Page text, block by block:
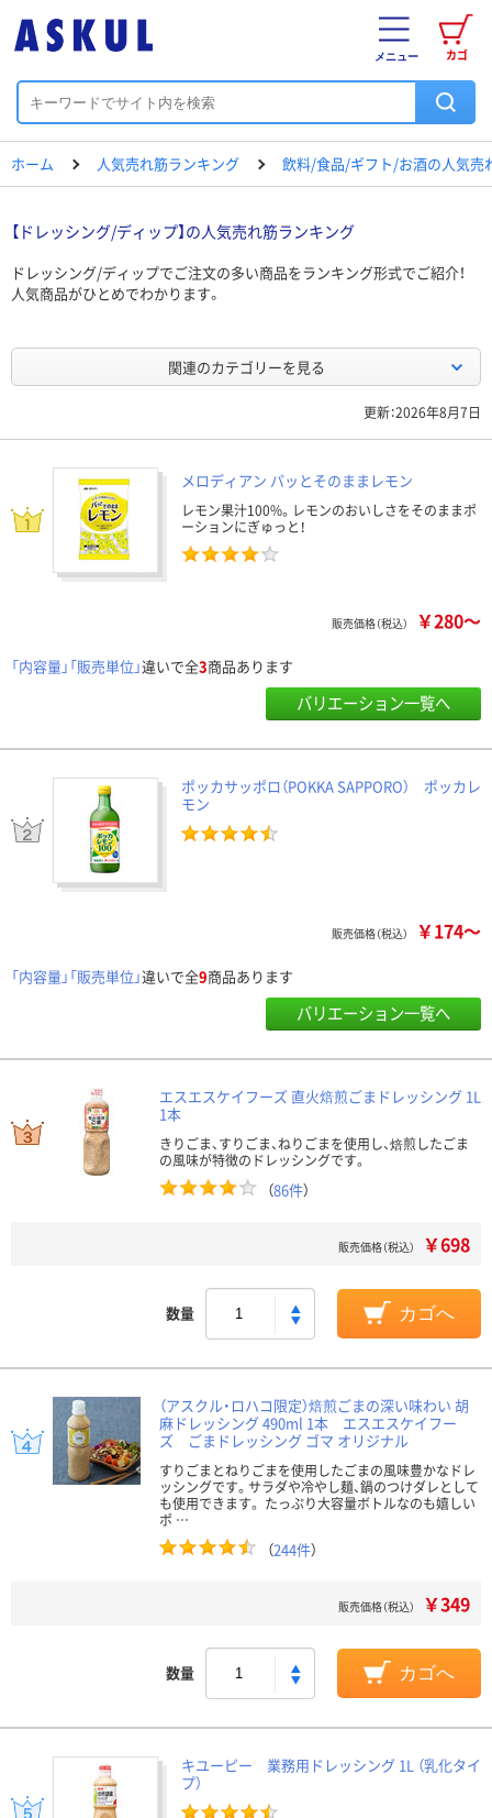
カゴ
メニュー
ホーム 人気売れ筋ランキング 飲料/食品/ギフト/お酒の人気売
【ドレッシング/ディップ】の人気売れ筋ランキング
ドレッシング/ディップでご注文の多い商品をランキング形式でご紹介！
人気商品がひとめでわかります。
関連のカテゴリーを見る
更新：2026年8月7日
メロディアン パッとそのままレモン
レモン果汁100%。レモンのおいしさをそのままポ
ーションにぎゅっと！
販売価格（税込） ￥280～
「内容量」「販売単位」違いで全3商品あります
バリエーション一覧へ
ポッカサッポロ（POKKA SAPPORO） ポッカレ
モン
販売価格（税込） ￥174～
「内容量」「販売単位」違いで全9商品あります
バリエーション一覧へ
エスエスケイフーズ 直火焙煎ごまドレッシング 1L
1本
きりごま、すりごま、ねりごまを使用し、焙煎したごま
の風味が特徴のドレッシングです。
（86件）
販売価格（税込） ￥698
数量 カゴへ
（アスクル・ロハコ限定）焙煎ごまの深い味わい 胡
麻ドレッシング 490ml 1本 エスエスケイフー
ズ ごまドレッシング ゴマ オリジナル
すりごまとねりごまを使用したごまの風味豊かなドレ
ッシングです。サラダや冷やし麺、鍋のつけダレとして
も使用できます。 たっぷり大容量ボトルなのも嬉しい
ポ …
（244件）
販売価格（税込） ￥349
数量 カゴへ
キユーピー 業務用ドレッシング 1L （乳化タイ
プ）